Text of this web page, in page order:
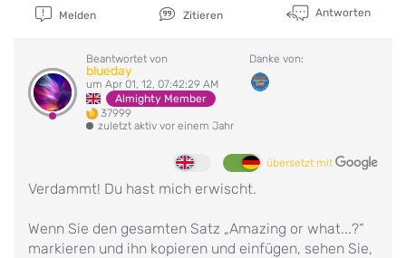
Melden Zitieren Antworten
Beantwortet von
blueday
um Apr 01, 12, 07:42:29 AM
Almighty Member
37999
zuletzt aktiv vor einem Jahr
Danke von:
übersetzt mit
Verdammt! Du hast mich erwischt.
Wenn Sie den gesamten Satz „Amazing or what...?“
markieren und ihn kopieren und einfügen, sehen Sie,